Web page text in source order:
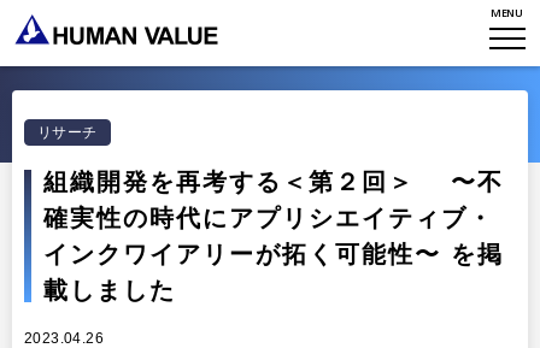
MENU
TOP
WHO WE ARE
HVからのメッセージ
研究員紹介
WHAT WE DO
組織変革
エンゲージメント
STORIES
NEWS
リサーチ
組織開発を再考する＜第２回＞ 〜不
確実性の時代にアプリシエイティブ・
インクワイアリーが拓く可能性〜 を掲
載しました
2023.04.26